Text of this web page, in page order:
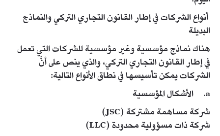
أنواع الشركات في إطار القانون التجاري التركي والنم​اذج
البديلة
هناك نماذج مؤسسية وغير مؤسسية للشركات التي تعمل
في إطار القانون التجاري التركي، والذي ينص على أنَّ
الشركات يمكن تأسيسها في نطاق الأنواع التالية:
​a. الأشكال المؤسسية
شركة مساهمة مشتركة (JSC)
شركة ذات مسؤولية محدودة (LLC)​